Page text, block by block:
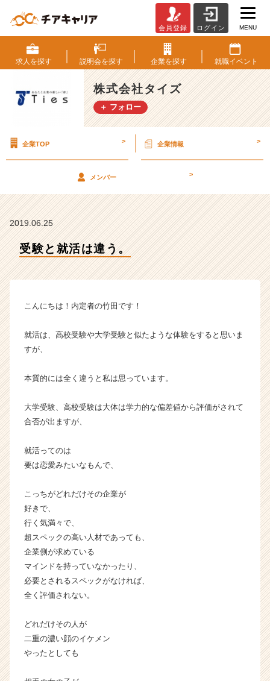
験
と
就
活
は
違
会
イ
イ
ム
|
ン
ー・
企
ス
ウ
く
活
サ
キ
会員登録 ログイン MENU
求人を探す 説明会を探す 企業を探す 就職イベント
株式会社タイズ
＋ フォロー
企業TOP > 企業情報 >
メンバー >
2019.06.25
受験と就活は違う。
こんにちは！内定者の竹田です！
就活は、高校受験や大学受験と似たような体験をすると思いま
すが、
本質的には全く違うと私は思っています。
大学受験、高校受験は大体は学力的な偏差値から評価がされて
合否が出ますが、
就活ってのは
要は恋愛みたいなもんで、
こっちがどれだけその企業が
好きで、
行く気満々で、
超スペックの高い人材であっても、
企業側が求めている
マインドを持っていなかったり、
必要とされるスペックがなければ、
全く評価されない。
どれだけその人が
二重の濃い顔のイケメン
やったとしても